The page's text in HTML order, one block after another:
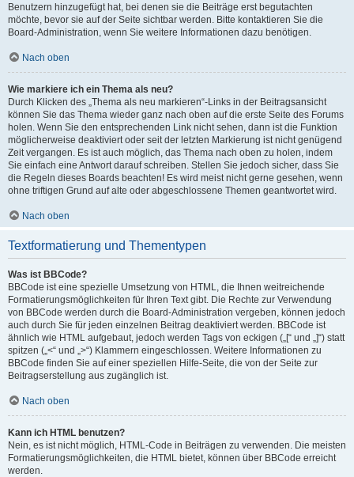
Benutzern hinzugefügt hat, bei denen sie die Beiträge erst begutachten
möchte, bevor sie auf der Seite sichtbar werden. Bitte kontaktieren Sie die
Board-Administration, wenn Sie weitere Informationen dazu benötigen.
Nach oben
Wie markiere ich ein Thema als neu?
Durch Klicken des „Thema als neu markieren“-Links in der Beitragsansicht
können Sie das Thema wieder ganz nach oben auf die erste Seite des Forums
holen. Wenn Sie den entsprechenden Link nicht sehen, dann ist die Funktion
möglicherweise deaktiviert oder seit der letzten Markierung ist nicht genügend
Zeit vergangen. Es ist auch möglich, das Thema nach oben zu holen, indem
Sie einfach eine Antwort darauf schreiben. Stellen Sie jedoch sicher, dass Sie
die Regeln dieses Boards beachten! Es wird meist nicht gerne gesehen, wenn
ohne triftigen Grund auf alte oder abgeschlossene Themen geantwortet wird.
Nach oben
Textformatierung und Thementypen
Was ist BBCode?
BBCode ist eine spezielle Umsetzung von HTML, die Ihnen weitreichende
Formatierungsmöglichkeiten für Ihren Text gibt. Die Rechte zur Verwendung
von BBCode werden durch die Board-Administration vergeben, können jedoch
auch durch Sie für jeden einzelnen Beitrag deaktiviert werden. BBCode ist
ähnlich wie HTML aufgebaut, jedoch werden Tags von eckigen („[“ und „]“) statt
spitzen („<“ und „>“) Klammern eingeschlossen. Weitere Informationen zu
BBCode finden Sie auf einer speziellen Hilfe-Seite, die von der Seite zur
Beitragserstellung aus zugänglich ist.
Nach oben
Kann ich HTML benutzen?
Nein, es ist nicht möglich, HTML-Code in Beiträgen zu verwenden. Die meisten
Formatierungsmöglichkeiten, die HTML bietet, können über BBCode erreicht
werden.